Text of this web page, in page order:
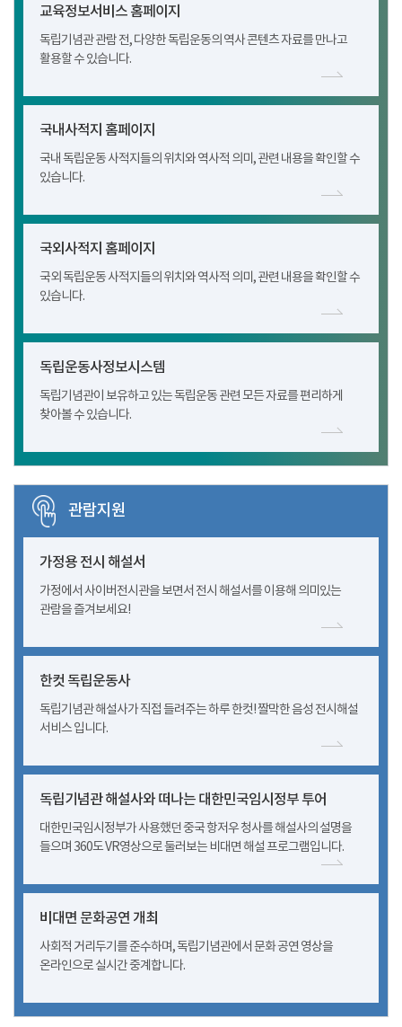
교육정보서비스 홈페이지
독립기념관 관람 전, 다양한 독립운동의 역사 콘텐츠 자료를 만나고
활용할 수 있습니다.
국내사적지 홈페이지
국내 독립운동 사적지들의 위치와 역사적 의미, 관련 내용을 확인할 수
있습니다.
국외사적지 홈페이지
국외 독립운동 사적지들의 위치와 역사적 의미, 관련 내용을 확인할 수
있습니다.
독립운동사정보시스템
독립기념관이 보유하고 있는 독립운동 관련 모든 자료를 편리하게
찾아볼 수 있습니다.
관람지원
가정용 전시 해설서
가정에서 사이버전시관을 보면서 전시 해설서를 이용해 의미있는
관람을 즐겨보세요!
한컷 독립운동사
독립기념관 해설사가 직접 들려주는 하루 한컷! 짤막한 음성 전시해설
서비스 입니다.
독립기념관 해설사와 떠나는 대한민국임시정부 투어
대한민국임시정부가 사용했던 중국 항저우 청사를 해설사의 설명을
들으며 360도 VR영상으로 둘러보는 비대면 해설 프로그램입니다.
비대면 문화공연 개최
사회적 거리두기를 준수하며, 독립기념관에서 문화 공연 영상을
온라인으로 실시간 중계합니다.